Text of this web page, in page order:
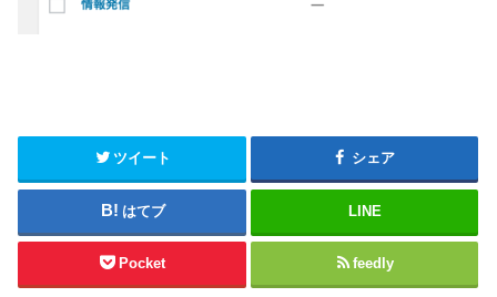
ツイート シェア
はてブ LINE
Pocket feedly